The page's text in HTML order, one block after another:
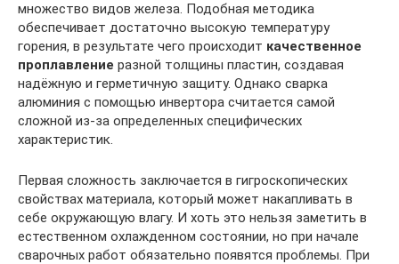
множество видов железа. Подобная методика
обеспечивает достаточно высокую температуру
горения, в результате чего происходит качественное
проплавление разной толщины пластин, создавая
надёжную и герметичную защиту. Однако сварка
алюминия с помощью инвертора считается самой
сложной из-за определенных специфических
характеристик.
Первая сложность заключается в гигроскопических
свойствах материала, который может накапливать в
себе окружающую влагу. И хоть это нельзя заметить в
естественном охлажденном состоянии, но при начале
сварочных работ обязательно появятся проблемы. При